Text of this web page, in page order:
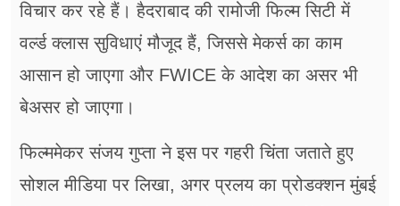
विचार कर रहे हैं। हैदराबाद की रामोजी फिल्म सिटी में
वर्ल्ड क्लास सुविधाएं मौजूद हैं, जिससे मेकर्स का काम
आसान हो जाएगा और FWICE के आदेश का असर भी
बेअसर हो जाएगा।
फिल्ममेकर संजय गुप्ता ने इस पर गहरी चिंता जताते हुए
सोशल मीडिया पर लिखा, अगर प्रलय का प्रोडक्शन मुंबई